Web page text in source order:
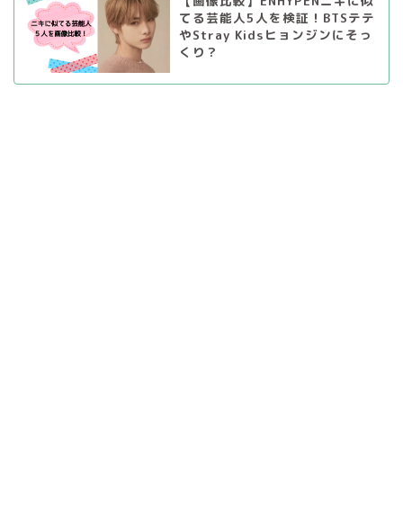
てる芸能人5人を検証！BTSテテ
やStray Kidsヒョンジンにそっ
くり？